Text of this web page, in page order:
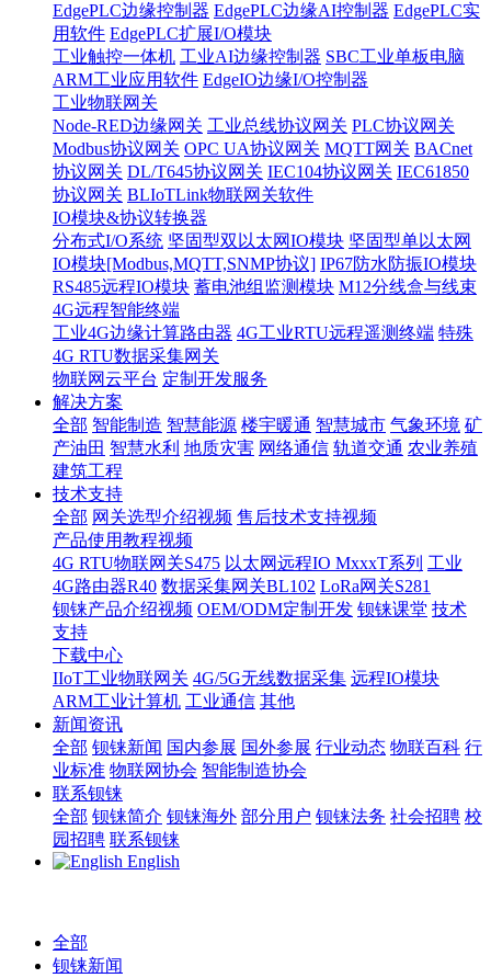
EdgePLC边缘控制器 EdgePLC边缘AI控制器 EdgePLC实
用软件 EdgePLC扩展I/O模块
工业触控一体机 工业AI边缘控制器 SBC工业单板电脑
ARM工业应用软件 EdgeIO边缘I/O控制器
工业物联网关
Node-RED边缘网关 工业总线协议网关 PLC协议网关
Modbus协议网关 OPC UA协议网关 MQTT网关 BACnet
协议网关 DL/T645协议网关 IEC104协议网关 IEC61850
协议网关 BLIoTLink物联网关软件
IO模块&协议转换器
分布式I/O系统 坚固型双以太网IO模块 坚固型单以太网
IO模块[Modbus,MQTT,SNMP协议] IP67防水防振IO模块
RS485远程IO模块 蓄电池组监测模块 M12分线盒与线束
4G远程智能终端
工业4G边缘计算路由器 4G工业RTU远程遥测终端 特殊
4G RTU数据采集网关
物联网云平台 定制开发服务
解决方案
全部 智能制造 智慧能源 楼宇暖通 智慧城市 气象环境 矿
产油田 智慧水利 地质灾害 网络通信 轨道交通 农业养殖
建筑工程
技术支持
全部 网关选型介绍视频 售后技术支持视频
产品使用教程视频
4G RTU物联网关S475 以太网远程IO MxxxT系列 工业
4G路由器R40 数据采集网关BL102 LoRa网关S281
钡铼产品介绍视频 OEM/ODM定制开发 钡铼课堂 技术
支持
下载中心
IIoT工业物联网关 4G/5G无线数据采集 远程IO模块
ARM工业计算机 工业通信 其他
新闻资讯
全部 钡铼新闻 国内参展 国外参展 行业动态 物联百科 行
业标准 物联网协会 智能制造协会
联系钡铼
全部 钡铼简介 钡铼海外 部分用户 钡铼法务 社会招聘 校
园招聘 联系钡铼
English
全部
钡铼新闻